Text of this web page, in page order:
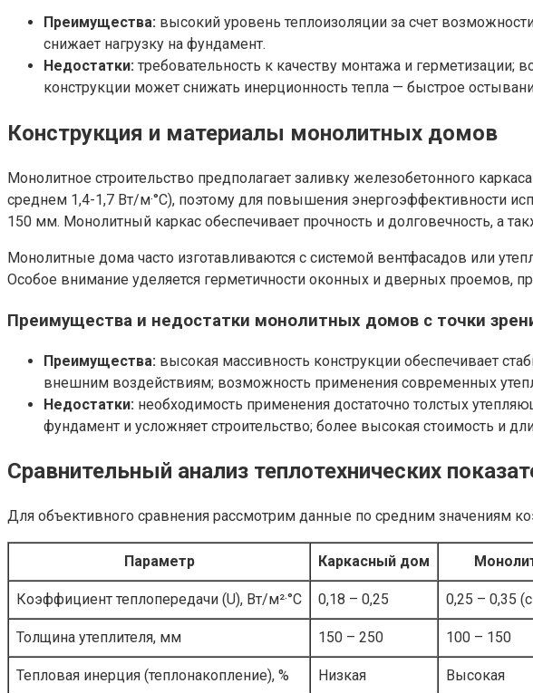
Преимущества: высокий уровень теплоизоляции за счет
снижает нагрузку на фундамент.
Недостатки: требовательность к качеству монтажа и
конструкции может снижать инерционность тепла — быстрое
Конструкция и материалы монолитных домов
Монолитное строительство предполагает заливку железобетонного
среднем 1,4-1,7 Вт/м·°C), поэтому для повышения энергоэффективности
150 мм. Монолитный каркас обеспечивает прочность и долговечность, а
Монолитные дома часто изготавливаются с системой вентфасадов или
Особое внимание уделяется герметичности оконных и дверных проемов,
Преимущества и недостатки монолитных домов с точки
Преимущества: высокая массивность конструкции обеспечивает
внешним воздействиям; возможность применения современных
Недостатки: необходимость применения достаточно толстых
фундамент и усложняет строительство; более высокая стоимость и
Сравнительный анализ теплотехнических
Для объективного сравнения рассмотрим данные по средним значениям
Параметр Каркасный дом
Коэффициент теплопередачи (U), Вт/м²·°C 0,18 – 0,25 0,25 – 0,35
Толщина утеплителя, мм 150 – 250 100 – 150
Тепловая инерция (теплонакопление), % Низкая Высокая